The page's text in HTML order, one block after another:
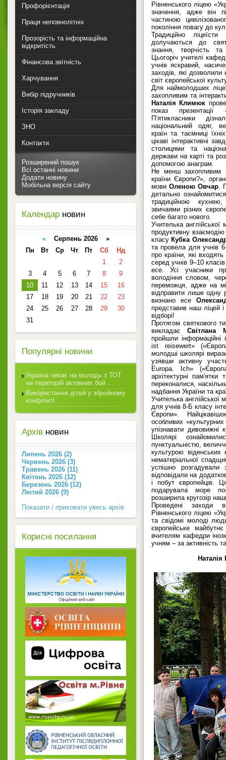
Рівненського ліцею
значення, адже він
частиною
покоління повагу до
Традиційно
долучаються до
знання, творчість
Цьогоріч учителі
учнів яскравий,
заходів, які
світ європейської
Для наймолодших
захопливим та
Наталія Климюк
показ
П’ятикласники
національний одяг,
країн та таємниці
цікаві інтерактивні
столицями та
держави на карті та
допомогою анаграм.
Не менш захопливим
країни Європи?»,
мови Оленою Овчар.
детально
традиційною
звичаями різних
себе багато нового.
Учителька
продуктивну
класу Кубка
та провела для учнів
про країни, які
серед учнів 9–10
есе. Усі учасники
володіння словом,
переможця, адже на
відправити лише
визнано есе
представив наш ліцей
відборі!
Протягом святкового
викладає Світлана
пройшли інформаційні
ist reisewert»
молодші школярі
узявши активну
Europa. Ich»
архітектурні
переконалися,
надбання України та
Учителька англійської
для учнів 8-Б класу
Європи».
особливих
упізнавати дивовижні
Школярі
пунктуальністю,
культурою
нематеріальної
успішно розгадували
відповідали на
і побут європейців.
подарувала море
розширила кругозір
Проведені заходи
Рівненського ліцею
та свідомі молоді
європейське
вчителям кафедри
учням – за активність
Профорієнтація
Праця неповнолітніх
Прозорість та інформаційна
відкритість
Фінансова звітність
Харчування
Вибір підручників
Історія закладу
ЗНО
Контакти
Розширений пошук
Всі останні новини
Додати новину
Мобільна версія сайту
Календар новин
«Серпень 2026 »
Пн
Вт Ср Чт Пт Сб
Нд
1
2
3
4 5 6 7 8
9
10
11 12 13 14 15
16
17
18 19 20 21 22
23
24
25 26 27 28 29
30
31
Популярні новини
Україна чекає на молодь з ТОТ
чи територій активних бой ...
Використання дітей у збройному
конфлікті
Архів новин
Липень 2026 (2)
Червень 2026 (3)
Травень 2026 (11)
Квітень 2026 (12)
Березень 2026 (12)
Лютий 2026 (9)
Показати / приховати увесь архів
Корисні посилання